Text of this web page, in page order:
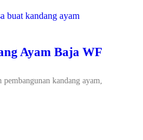
Ayam Baja WF
pembangunan kandang ayam,